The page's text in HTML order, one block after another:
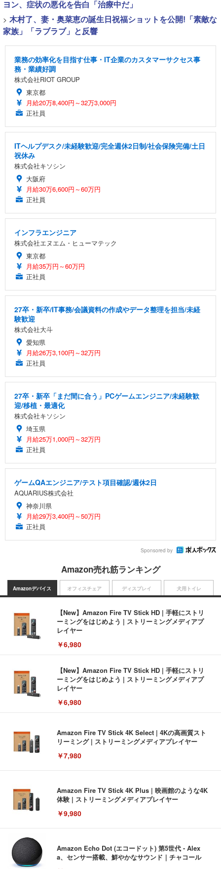
ヨン、症状の悪化を告白「治療中だ」
> 木村了、妻・奥菜恵の誕生日祝福ショットを公開!「素敵な
家族」「ラブラブ」と反響
業務の効率化を目指す仕事・IT企業のカスタマーサクセス事
務・業績好調
株式会社RIOT GROUP
東京都
月給20万8,400円～32万3,000円
正社員
ITヘルプデスク/未経験歓迎/完全週休2日制/社会保険完備/土日
祝休み
株式会社キソシン
大阪府
月給30万6,600円～60万円
正社員
インフラエンジニア
株式会社エヌエム・ヒューマテック
東京都
月給35万円～60万円
正社員
27卒・新卒/IT事務/会議資料の作成やデータ整理を担当/未経
験歓迎
株式会社大斗
愛知県
月給26万3,100円～32万円
正社員
27卒・新卒「まだ間に合う」PCゲームエンジニア/未経験歓
迎/移植・最適化
株式会社キソシン
埼玉県
月給25万1,000円～32万円
正社員
ゲームQAエンジニア/テスト項目確認/週休2日
AQUARIUS株式会社
神奈川県
月給29万3,400円～50万円
正社員
Sponsored by
Amazon売れ筋ランキング
Amazonデバイス
【New】Amazon Fire TV Stick HD | 手軽にストリ
ーミングをはじめよう | ストリーミングメディアプ
レイヤー
￥6,980
【New】Amazon Fire TV Stick HD | 手軽にストリ
ーミングをはじめよう | ストリーミングメディアプ
レイヤー
￥6,980
Amazon Fire TV Stick 4K Select | 4Kの高画質スト
リーミング | ストリーミングメディアプレイヤー
￥7,980
Amazon Fire TV Stick 4K Plus | 映画館のような4K
体験 | ストリーミングメディアプレイヤー
￥9,980
Amazon Echo Dot (エコードット) 第5世代 - Alex
a、センサー搭載、鮮やかなサウンド｜チャコール
オフィスチェア ディスプレイ 犬用トイレ